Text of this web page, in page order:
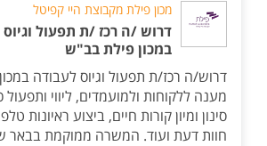
מכון פילת מקבוצת היי קפיטל
דרוש /ה רכז /ת תפעול
במכון פילת בב"ש
דרוש/ה רכז/ת תפעול וגיוס לעבודה
מענה ללקוחות ולמועמדים, ליווי ותפעול
סינון ומיון קורות חיים, ביצוע ראיונות
חוות דעת ועוד. המשרה ממוקמת בבאר